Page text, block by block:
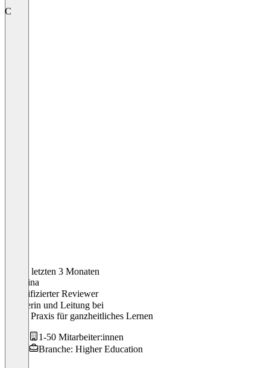
C
In den letzten 3 Monaten
Christina
Verifizierter Reviewer
Inhaberin und Leitung bei
PGL - Praxis für ganzheitliches Lernen
1-50 Mitarbeiter:innen
Branche: Higher Education